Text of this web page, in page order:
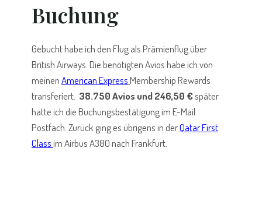
Buchung
Gebucht habe ich den Flug als Prämienflug über
British Airways. Die benötigten Avios habe ich von
meinenAmerican ExpressMembership Rewards
transferiert. 38.750 Avios und 246,50 €später
hatte ich die Buchungsbestätigung im E-Mail
Postfach. Zurück ging es übrigens in derQatar First
Classim Airbus A380 nach Frankfurt.